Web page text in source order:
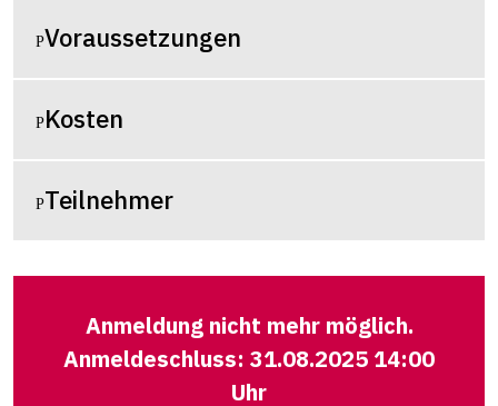
Voraussetzungen
Kosten
Teilnehmer
Anmeldung nicht mehr möglich.
Anmeldeschluss: 31.08.2025 14:00
Uhr